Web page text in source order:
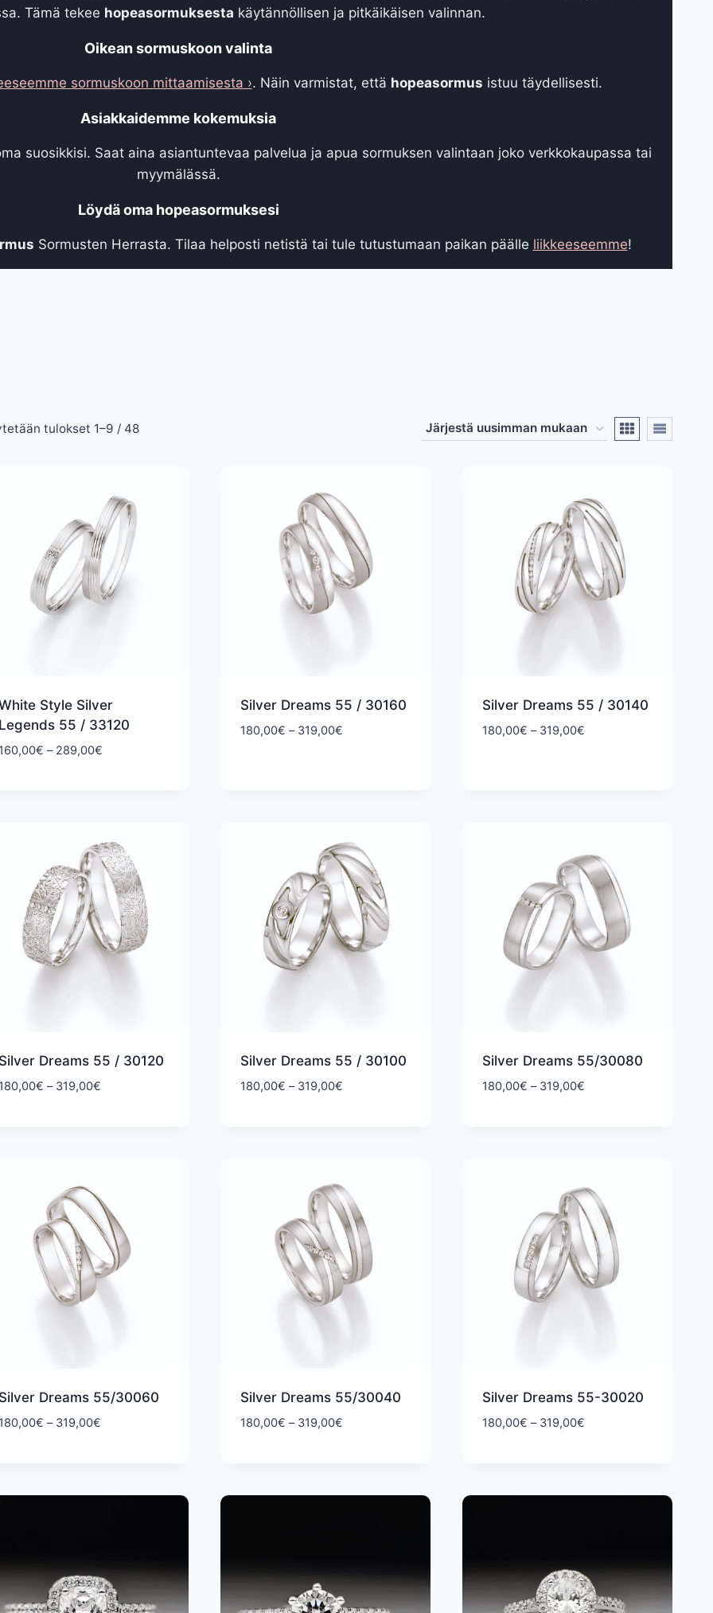
Tämä tekee hopeasormuksesta käytännöllisen ja pitkäikäisen valinnan.
Oikean sormuskoon valinta
sormuskoon mittaamisesta ›. Näin varmistat, että hopeasormus istuu täydellisesti.
Asiakkaidemme kokemuksia
suosikkisi. Saat aina asiantuntevaa palvelua ja apua sormuksen valintaan joko verkkokaupassa tai
myymälässä.
Löydä oma hopeasormuksesi
Sormusten Herrasta. Tilaa helposti netistä tai tule tutustumaan paikan päälle liikkeeseemme!
tulokset 1–9 / 48Sorted
Style Silver
Legends 55 / 33120
160,00€ – 289,00€Hintaluokka:
Silver Dreams 55 / 30160
180,00€ – 319,00€Hintaluokka:
Silver Dreams 55 / 30140
180,00€ – 319,00€Hintaluokka:
Silver Dreams 55 / 30120
180,00€ – 319,00€Hintaluokka:
Silver Dreams 55 / 30100
180,00€ – 319,00€Hintaluokka:
Silver Dreams 55/30080
180,00€ – 319,00€Hintaluokka:
Silver Dreams 55/30060
180,00€ – 319,00€Hintaluokka:
Silver Dreams 55/30040
180,00€ – 319,00€Hintaluokka:
Silver Dreams 55-30020
180,00€ – 319,00€Hintaluokka: